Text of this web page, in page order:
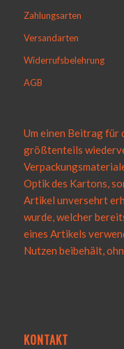
Zahlungsarten
Versandarten
Widerrufsbelehrung
AGB
Um einen Beitrag für
größtenteils
Optik des Kartons,
Artikel unversehrt
wurde, welcher
eines Artikels
Nutzen beibehält,
KONTAKT